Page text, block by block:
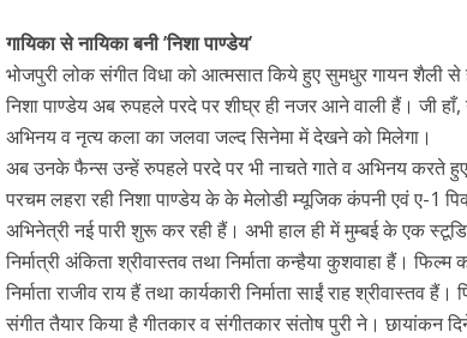
वर्ल्डवाइड रिकॉर्ड्स भोजपुरी का नया धमाकेदार गाना
p
p
o
k
m g
er
गायिका से नायिका बनी ’निशा पाण्डेय’
भोजपुरी लोक संगीत विधा को आत्मसात किये हुए सुमधुर गायन शैली से
निशा पाण्डेय अब रुपहले परदे पर शीघ्र ही नजर आने वाली हैं। जी
अभिनय व नृत्य कला का जलवा जल्द सिनेमा में देखने को मिलेगा।
अब उनके फैन्स उन्हें रुपहले परदे पर भी नाचते गाते व अभिनय करते
परचम लहरा रही निशा पाण्डेय के के मेलोडी म्यूजिक कंपनी एवं ए-1
अभिनेत्री नई पारी शुरू कर रही हैं। अभी हाल ही में मुम्बई के एक
निर्मात्री अंकिता श्रीवास्तव तथा निर्माता कन्हैया कुशवाहा हैं।
निर्माता राजीव राय हैं तथा कार्यकारी निर्माता साईं राह
संगीत तैयार किया है गीतकार व संगीतकार संतोष पुरी ने। छायांकन